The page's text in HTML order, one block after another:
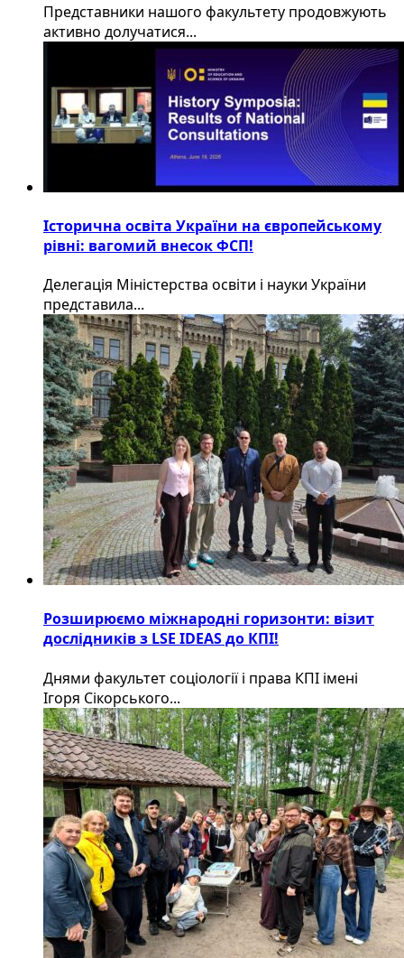
​Представники нашого факультету продовжують
активно долучатися...
Історична освіта України на європейському
рівні: вагомий внесок ФСП!
Делегація Міністерства освіти і науки України
представила...
Розширюємо міжнародні горизонти: візит
дослідників з LSE IDEAS до КПІ!
Днями факультет соціології і права КПІ імені
Ігоря Сікорського...